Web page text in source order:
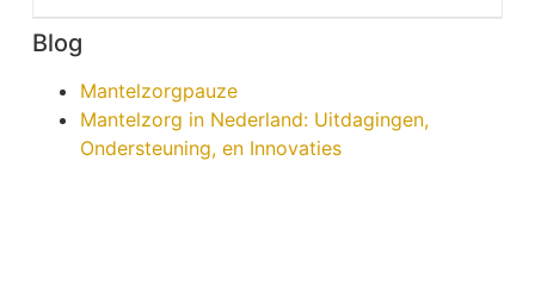
Blog
Mantelzorgpauze
Mantelzorg in Nederland: Uitdagingen,
Ondersteuning, en Innovaties